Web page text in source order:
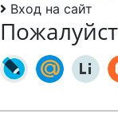
Вход на сайт